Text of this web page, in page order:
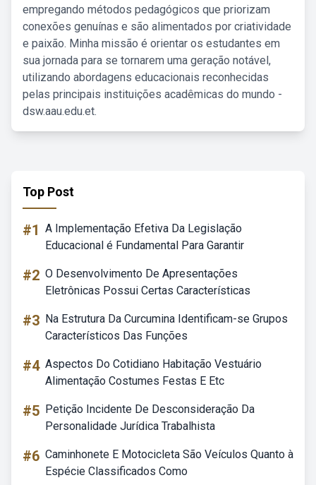
empregando métodos pedagógicos que priorizam
conexões genuínas e são alimentados por criatividade
e paixão. Minha missão é orientar os estudantes em
sua jornada para se tornarem uma geração notável,
utilizando abordagens educacionais reconhecidas
pelas principais instituições acadêmicas do mundo -
dsw.aau.edu.et.
Top Post
#1 A Implementação Efetiva Da Legislação
Educacional é Fundamental Para Garantir
#2 O Desenvolvimento De Apresentações
Eletrônicas Possui Certas Características
#3 Na Estrutura Da Curcumina Identificam-se Grupos
Característicos Das Funções
#4 Aspectos Do Cotidiano Habitação Vestuário
Alimentação Costumes Festas E Etc
#5 Petição Incidente De Desconsideração Da
Personalidade Jurídica Trabalhista
#6 Caminhonete E Motocicleta São Veículos Quanto à
Espécie Classificados Como